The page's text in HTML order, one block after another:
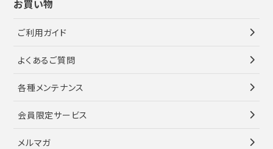
お買い物
ご利用ガイド
よくあるご質問
各種メンテナンス
会員限定サービス
メルマガ